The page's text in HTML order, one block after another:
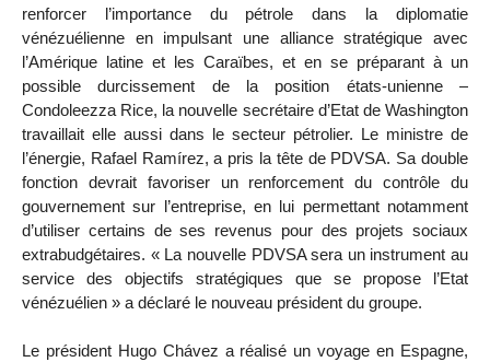
renforcer l’importance du pétrole dans la diplomatie
vénézuélienne en impulsant une alliance stratégique avec
l’Amérique latine et les Caraïbes, et en se préparant à un
possible durcissement de la position états-unienne –
Condoleezza Rice, la nouvelle secrétaire d’Etat de Washington
travaillait elle aussi dans le secteur pétrolier. Le ministre de
l’énergie, Rafael Ramírez, a pris la tête de PDVSA. Sa double
fonction devrait favoriser un renforcement du contrôle du
gouvernement sur l’entreprise, en lui permettant notamment
d’utiliser certains de ses revenus pour des projets sociaux
extrabudgétaires. « La nouvelle PDVSA sera un instrument au
service des objectifs stratégiques que se propose l’Etat
vénézuélien » a déclaré le nouveau président du groupe.
Le président Hugo Chávez a réalisé un voyage en Espagne,